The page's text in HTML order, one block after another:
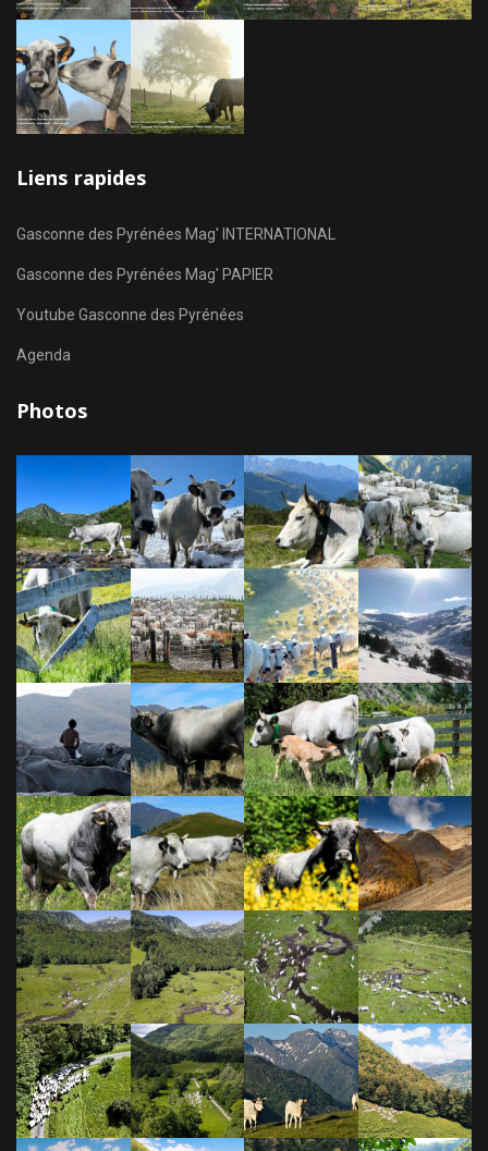
Liens rapides
Gasconne des Pyrénées Mag' INTERNATIONAL
Gasconne des Pyrénées Mag' PAPIER
Youtube Gasconne des Pyrénées
Agenda
Photos